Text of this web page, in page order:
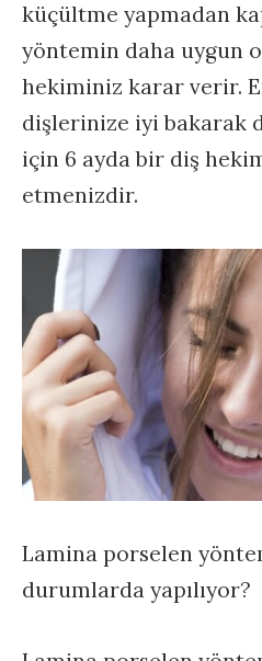
küçültme yapmadan
yöntemin daha uygun
hekiminiz karar verir.
dişlerinize iyi bakarak
için 6 ayda bir diş
etmenizdir.
Lamina porselen
durumlarda yapılıyor?